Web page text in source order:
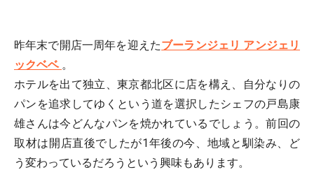
昨年末で開店一周年を迎えたブーランジェリ アンジェリ
ックベベ 。
ホテルを出て独立、東京都北区に店を構え、自分なりの
パンを追求してゆくという道を選択したシェフの戸島康
雄さんは今どんなパンを焼かれているでしょう。前回の
取材は開店直後でしたが1年後の今、地域と馴染み、ど
う変わっているだろうという興味もあります。